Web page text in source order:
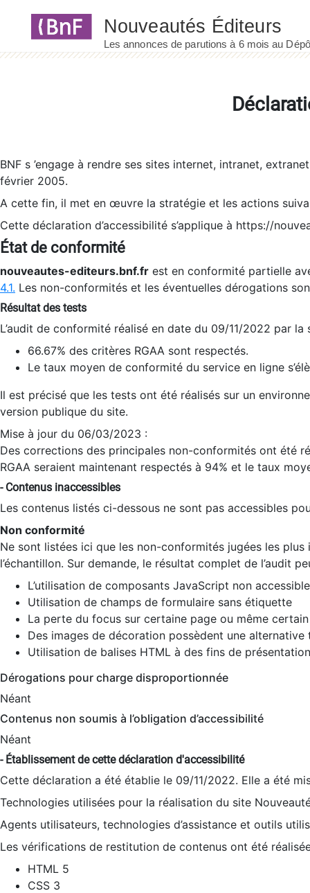
BNF s ’engage à rendre ses sites internet, intranet,
février 2005.
A cette fin, il met en œuvre la stratégie et les actions
Cette déclaration d’accessibilité s’applique à https://
État de conformité
nouveautes-editeurs.bnf.fr est en conformité partielle
4.1. Les non-conformités et les éventuelles dérogations
Résultat des tests
L’audit de conformité réalisé en date du 09/11/2022 par
66.67% des critères RGAA sont respectés.
Le taux moyen de conformité du service en ligne
Il est précisé que les tests ont été réalisés sur un
version publique du site.
Mise à jour du 06/03/2023 :
Des corrections des principales non-conformités ont été
RGAA seraient maintenant respectés à 94% et le taux
- Contenus inaccessibles
Les contenus listés ci-dessous ne sont pas accessibles
Non conformité
Ne sont listées ici que les non-conformités jugées les
l’échantillon. Sur demande, le résultat complet de l’audit
L’utilisation de composants JavaScript non
Utilisation de champs de formulaire sans étiquette
La perte du focus sur certaine page ou même
Des images de décoration possèdent une alternative
Utilisation de balises HTML à des fins de
Dérogations pour charge disproportionnée
Néant
Contenus non soumis à l’obligation d’accessibilité
Néant
- Établissement de cette déclaration d'accessibilité
Cette déclaration a été établie le 09/11/2022. Elle a été
Technologies utilisées pour la réalisation du site
Agents utilisateurs, technologies d’assistance et outils
Les vérifications de restitution de contenus ont été
HTML 5
CSS 3